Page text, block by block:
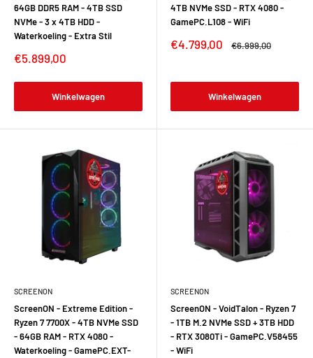
64GB DDR5 RAM - 4TB SSD
NVMe - 3 x 4TB HDD -
Waterkoeling - Extra Stil
Verkoopprijs
€5.899,00
Winkelwagen
4TB NVMe SSD - RTX 4080 -
GamePC.L108 - WiFi
Verkoopprijs
€4.799,00
Normale
€6.999,00
Winkelwagen
SCREENON
ScreenON - Extreme Edition -
Ryzen 7 7700X - 4TB NVMe SSD
- 64GB RAM - RTX 4080 -
Waterkoeling - GamePC.EXT-
SCREENON
ScreenON - VoidTalon - Ryzen 7
- 1TB M.2 NVMe SSD + 3TB HDD
- RTX 3080Ti - GamePC.V58455
- WiFi